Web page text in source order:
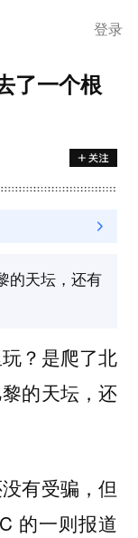
登录
了一个根
的天坛，还有
？是爬了北
的天坛，还
有受骗，但
的一则报道